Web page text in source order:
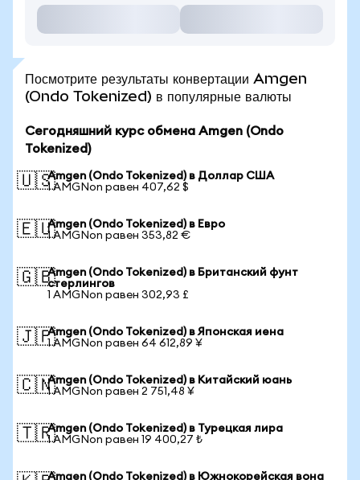
Посмотрите результаты конвертации Amgen
(Ondo Tokenized) в популярные валюты
Сегодняшний курс обмена Amgen (Ondo
Tokenized)
🇺🇸Amgen (Ondo Tokenized) в Доллар США
1 AMGNon равен 407,62 $
🇪🇺Amgen (Ondo Tokenized) в Евро
1 AMGNon равен 353,82 €
🇬🇧Amgen (Ondo Tokenized) в Британский фунт
стерлингов
1 AMGNon равен 302,93 £
🇯🇵Amgen (Ondo Tokenized) в Японская иена
1 AMGNon равен 64 612,89 ¥
🇨🇳Amgen (Ondo Tokenized) в Китайский юань
1 AMGNon равен 2 751,48 ¥
🇹🇷Amgen (Ondo Tokenized) в Турецкая лира
1 AMGNon равен 19 400,27 ₺
Amgen (Ondo Tokenized) в Южнокорейская вона